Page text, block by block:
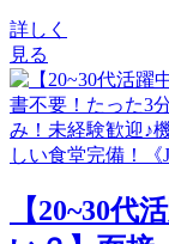
詳しく
見る
【20~30代